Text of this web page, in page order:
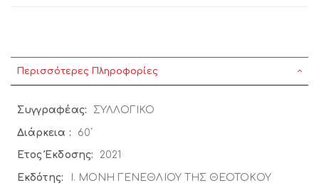
Περισσότερες Πληροφορίες
Περισσότερες
Πληροφορίες
ΣΥΛΛΟΓΙΚΟ
60΄
2021
Ι. ΜΟΝΗ ΓΕΝΕΘΛΙΟΥ ΤΗΣ ΘΕΟΤΟΚΟΥ